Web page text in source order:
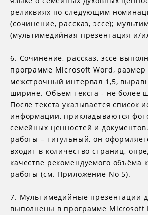
реликвиях по следующим
(сочинение, рассказ, эссе);
(мультимедийная презентация и/
6. Сочинение, рассказ, эссе
программе Microsoft Word,
межстрочный интервал 1,5,
ширине. Объем текста - не более
После текста указывается список
информации, прикладываются
семейных ценностей и
работы – титульный, он
входит в количество страниц,
качестве рекомендуемого объёма
работы (см. Приложение No 5).
7. Мультимедийные презентации
выполнены в программе Microsoft